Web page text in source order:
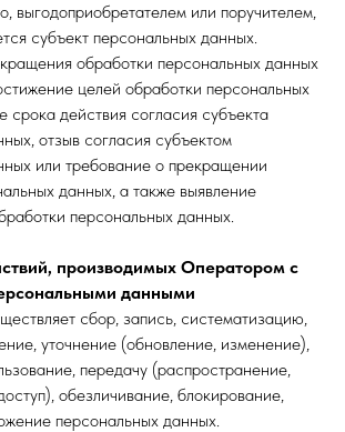
выгодоприобретателем или поручителем,
субъект персональных данных.
обработки персональных данных
целей обработки персональных
срока действия согласия субъекта
отзыв согласия субъектом
или требование о прекращении
данных, а также выявление
персональных данных.
производимых Оператором с
данными
сбор, запись, систематизацию,
уточнение (обновление, изменение),
передачу (распространение,
обезличивание, блокирование,
персональных данных.